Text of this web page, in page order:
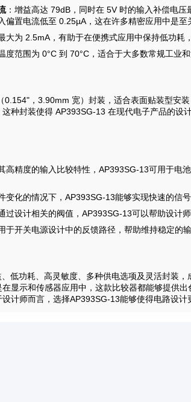
：增益高达 79dB，同时在 5V 时的输入补偿电
偏置电流低至 0.25µA，这在许多精密应用中是至
大为 2.5mA，有助于在便携式应用中保持低功耗
度范围为 0°C 到 70°C，适合于大多数常规工业
0.154"，3.90mm 宽）封装，适合表面贴装型安
种封装使得 AP393SG-13 在现代电子产品的设
高精度的输入比较特性，AP393SG-13可用于电
变化的情况下，AP393SG-13能够实现快速的信
过设计相关的阀值，AP393SG-13可以帮助设计
于开关电源设计中的反馈路径，帮助维持稳定的输
低功耗、高灵敏度、多种供电选项及灵活封装
显示和传感器应用中，这款比较器都能够提供
计师而言，选择AP393SG-13能够使得电路设计